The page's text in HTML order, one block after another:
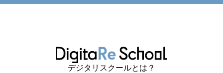
デジタリスクールとは？